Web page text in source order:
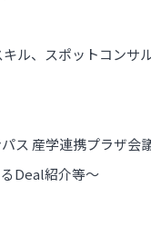
ル、スポットコンサ
ス 産学連携プラザ会
Deal紹介等～